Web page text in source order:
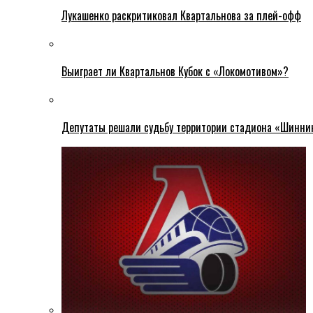
Лукашенко раскритиковал Квартальнова за плей-офф
Выиграет ли Квартальнов Кубок с «Локомотивом»?
Депутаты решали судьбу территории стадиона